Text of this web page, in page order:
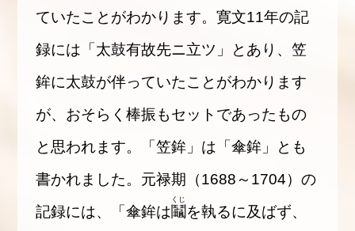
ていたことがわかります。寛文11年の記
録には「太鼓有故先ニ立ツ」とあり、笠
鉾に太鼓が伴っていたことがわかります
が、おそらく棒振もセットであったもの
と思われます。「笠鉾」は「傘鉾」とも
書かれました。元禄期（1688～1704）の
記録には、「傘鉾は鬮
くじ
を執るに及ばず、